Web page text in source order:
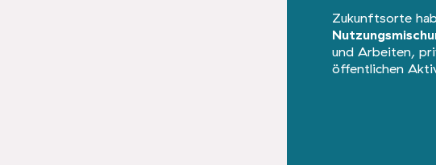
Zukunftsorte
und Arbeiten,
öffentlichen